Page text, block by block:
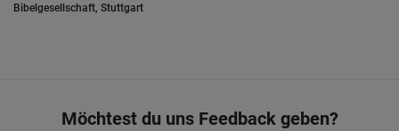
Bibelgesellschaft, Stuttgart
Möchtest du uns Feedback geben?